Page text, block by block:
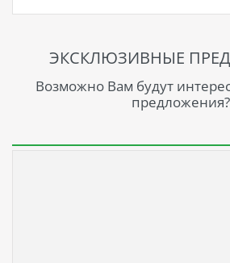
ЭКСКЛЮЗИВНЫЕ
Возможно Вам будут
предложения?